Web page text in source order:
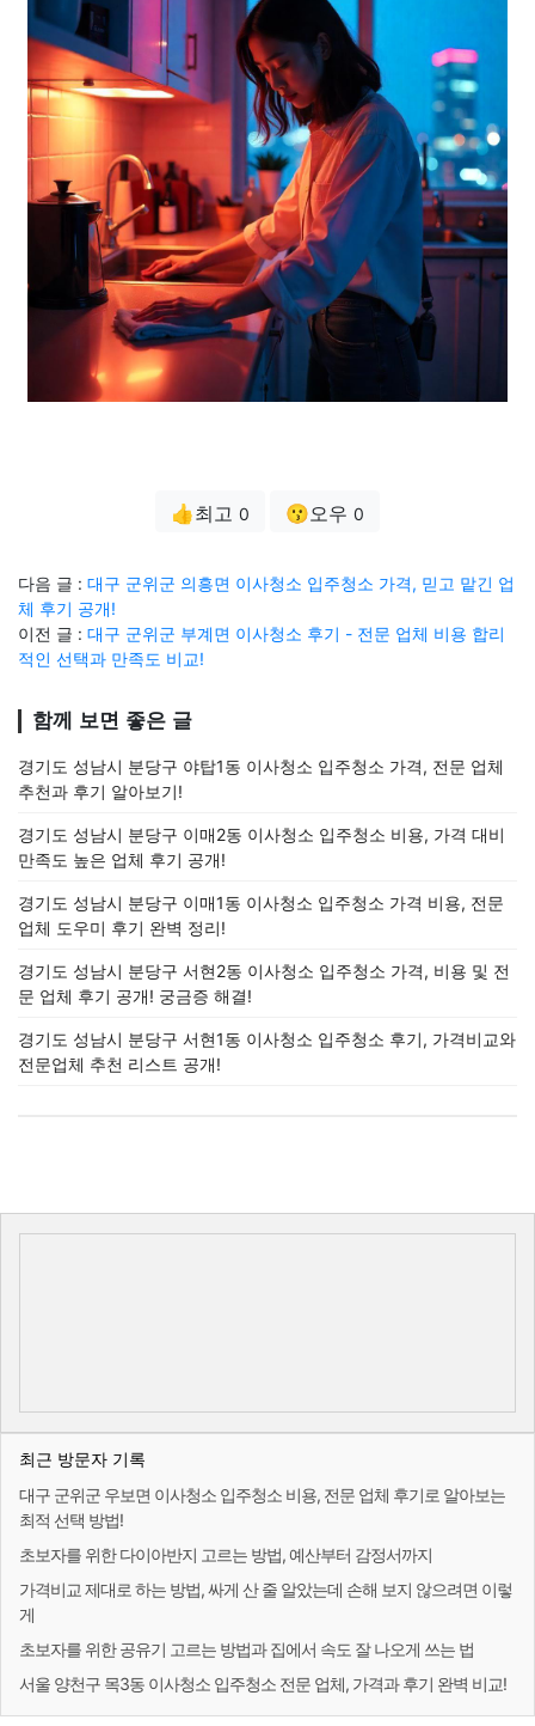
👍최고 0 😗오우 0
다음 글 : 대구 군위군 의흥면 이사청소 입주청소 가격, 믿고 맡긴 업
체 후기 공개!
이전 글 : 대구 군위군 부계면 이사청소 후기 - 전문 업체 비용 합리
적인 선택과 만족도 비교!
함께 보면 좋은 글
경기도 성남시 분당구 야탑1동 이사청소 입주청소 가격, 전문 업체
추천과 후기 알아보기!
경기도 성남시 분당구 이매2동 이사청소 입주청소 비용, 가격 대비
만족도 높은 업체 후기 공개!
경기도 성남시 분당구 이매1동 이사청소 입주청소 가격 비용, 전문
업체 도우미 후기 완벽 정리!
경기도 성남시 분당구 서현2동 이사청소 입주청소 가격, 비용 및 전
문 업체 후기 공개! 궁금증 해결!
경기도 성남시 분당구 서현1동 이사청소 입주청소 후기, 가격비교와
전문업체 추천 리스트 공개!
최근 방문자 기록
대구 군위군 우보면 이사청소 입주청소 비용, 전문 업체 후기로 알아보는
최적 선택 방법!
초보자를 위한 다이아반지 고르는 방법, 예산부터 감정서까지
가격비교 제대로 하는 방법, 싸게 산 줄 알았는데 손해 보지 않으려면 이렇
게
초보자를 위한 공유기 고르는 방법과 집에서 속도 잘 나오게 쓰는 법
서울 양천구 목3동 이사청소 입주청소 전문 업체, 가격과 후기 완벽 비교!